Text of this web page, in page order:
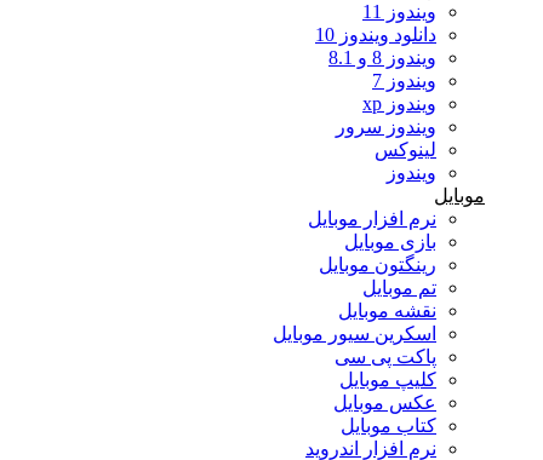
ویندوز 11
دانلود ویندوز 10
ویندوز 8 و 8.1
ویندوز 7
ویندوز xp
ویندوز سرور
لینوکس
ویندوز
موبایل
نرم افزار موبایل
بازی موبایل
رینگتون موبایل
تم موبایل
نقشه موبایل
اسکرین سیور موبایل
پاکت پی سی
کلیپ موبایل
عکس موبایل
کتاب موبایل
نرم افزار اندروید